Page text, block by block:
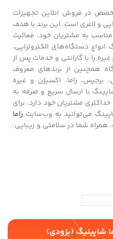
در فروش انلاین تجهیزات
و لاغری است. این برند با هدف
به مشتریان خود، فعالیت
دستگاه‌های الکتروتراپی،
را با گارانتی و خدمات پس از
همچنین از برندهای معروف
برجیس، راما، اکسیژن و غیره
با ارسال سریع و صرفه به
مشتریان خود دارد. برای
می‌توانید به وب‌سایت راما
همراه شما در سلامتی و زیبایی.
شاپینیگ (بزودی)